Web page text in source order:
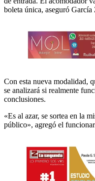
boleta única, aseguró García
Con esta nueva modalidad,
se analizará si realmente
conclusiones.
«Es al azar, se sortea en la
público», agregó el